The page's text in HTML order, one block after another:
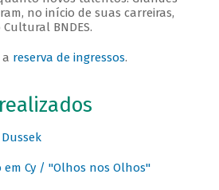
no início de suas carreiras,
BNDES.
reserva de ingressos.
Cy / "Olhos nos Olhos"